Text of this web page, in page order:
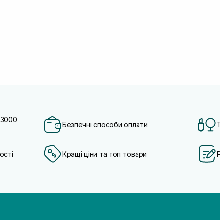
Безпечні способи оплати
Кращі ціни та топ товари